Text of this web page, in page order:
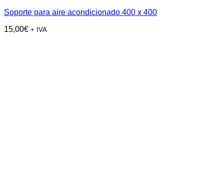
Soporte para aire acondicionado 400 x 400
15,00€ + IVA